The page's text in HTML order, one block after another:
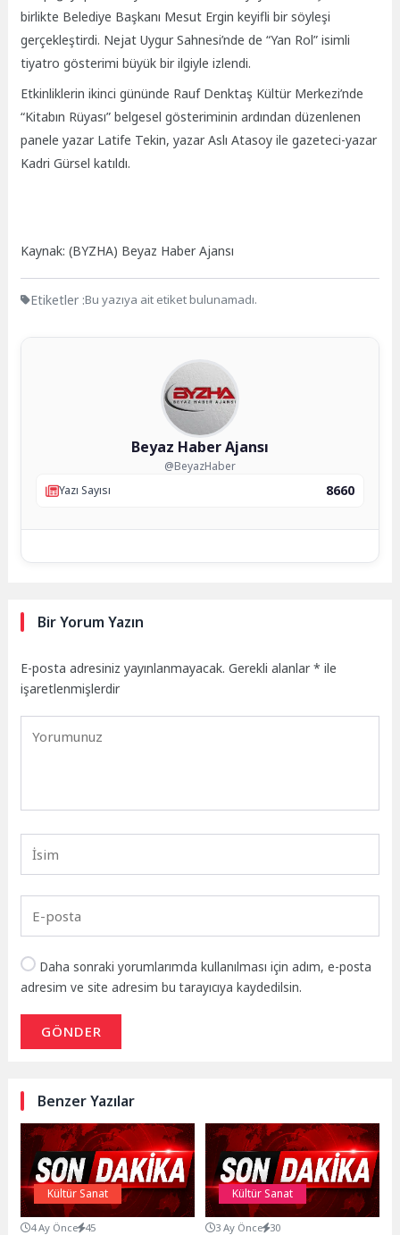
birlikte Belediye Başkanı Mesut Ergin keyifli bir söyleşi
gerçekleştirdi. Nejat Uygur Sahnesi’nde de “Yan Rol” isimli
tiyatro gösterimi büyük bir ilgiyle izlendi.
Etkinliklerin ikinci gününde Rauf Denktaş Kültür Merkezi’nde
“Kitabın Rüyası” belgesel gösteriminin ardından düzenlenen
panele yazar Latife Tekin, yazar Aslı Atasoy ile gazeteci-yazar
Kadri Gürsel katıldı.
Kaynak: (BYZHA) Beyaz Haber Ajansı
Etiketler :Bu yazıya ait etiket bulunamadı.
Beyaz Haber Ajansı
@BeyazHaber
Yazı Sayısı
8660
Bir Yorum Yazın
E-posta adresiniz yayınlanmayacak. Gerekli alanlar* ile
işaretlenmişlerdir
Daha sonraki yorumlarımda kullanılması için adım, e-posta
adresim ve site adresim bu tarayıcıya kaydedilsin.
GÖNDER
Benzer Yazılar
Kültür Sanat
4 Ay Önce 45
Kültür Sanat
3 Ay Önce 30